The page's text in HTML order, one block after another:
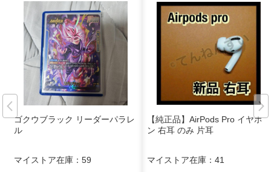
ゴクウブラック リーダーパラレ
ル
マイストア在庫： 59
【純正品】AirPods Pro イヤホ
ン 右耳 のみ 片耳
マイストア在庫： 41